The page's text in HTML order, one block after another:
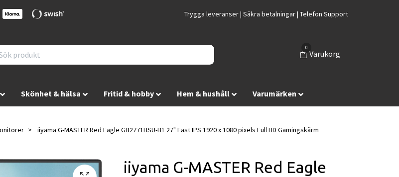
Trygga leveranser | Säkra betalningar | Telefon Support
0
Varukorg
Skönhet & hälsa Fritid & hobby Hem & hushåll Varumärken
iiyama G-MASTER Red Eagle GB2771HSU-B1 27" Fast IPS 1920 x 1080 pixels Full HD Gamingskärm
iiyama G-MASTER Red Eagle